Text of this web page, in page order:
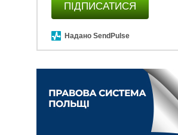
ПІДПИСАТИСЯ
Надано SendPulse